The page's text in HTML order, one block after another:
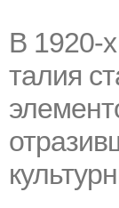
В 1920-
талия